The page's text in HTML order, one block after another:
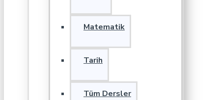
Matematik
Tarih
Tüm Dersler